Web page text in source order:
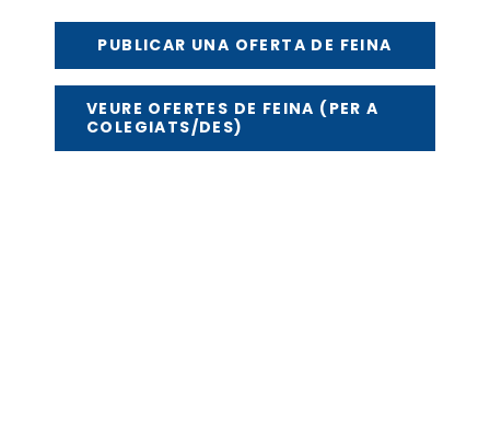
PUBLICAR UNA OFERTA DE FEINA
VEURE OFERTES DE FEINA (PER A
COLEGIATS/DES)